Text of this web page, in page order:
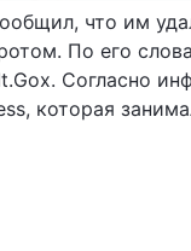
что им
По его
Согласно
которая